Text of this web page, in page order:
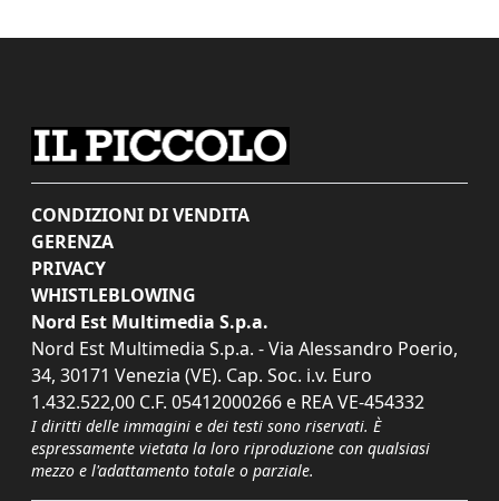
CONDIZIONI DI VENDITA
GERENZA
PRIVACY
WHISTLEBLOWING
Nord Est Multimedia S.p.a.
Nord Est Multimedia S.p.a. - Via Alessandro Poerio,
34, 30171 Venezia (VE). Cap. Soc. i.v. Euro
1.432.522,00 C.F. 05412000266 e REA VE-454332
I diritti delle immagini e dei testi sono riservati. È
espressamente vietata la loro riproduzione con qualsiasi
mezzo e l'adattamento totale o parziale.